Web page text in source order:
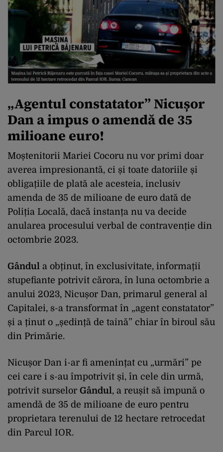
„Agentul constatator” Nicușor
Dan a impus o amendă de 35
milioane euro!
Moștenitorii Mariei Cocoru nu vor primi doar
averea impresionantă, ci și toate datoriile și
obligațiile de plată ale acesteia, inclusiv
amenda de 35 de milioane de euro dată de
Poliția Locală, dacă instanța nu va decide
anularea procesului verbal de contravenție din
octombrie 2023.
Gândul a obținut, în exclusivitate, informații
stupefiante potrivit cărora, în luna octombrie a
anului 2023, Nicușor Dan, primarul general al
Capitalei, s-a transformat în „agent constatator”
și a ținut o „ședință de taină” chiar în biroul său
din Primărie.
Nicușor Dan i-ar fi amenințat cu „urmări” pe
cei care i s-au împotrivit și, în cele din urmă,
potrivit surselor Gândul, a reușit să impună o
amendă de 35 de milioane de euro pentru
proprietara terenului de 12 hectare retrocedat
din Parcul IOR.